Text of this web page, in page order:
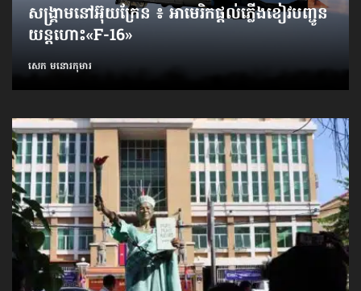
សង្គ្រាមនៅអ៊ុយក្រែន ៖ អាមេរិកផ្ដល់ភ្លើងខៀវបញ្ជូន
យន្តហោះ«F-16»
សេក មនោរកុមារ